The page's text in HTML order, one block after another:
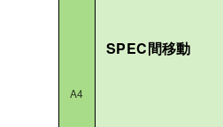
A4
SPEC間移動